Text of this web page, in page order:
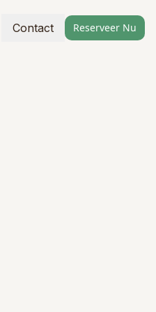
Contact Reserveer Nu